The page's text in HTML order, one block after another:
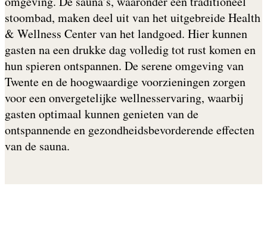
stoombad, maken deel uit van het uitgebreide Health
& Wellness Center van het landgoed. Hier kunnen
gasten na een drukke dag volledig tot rust komen en
hun spieren ontspannen. De serene omgeving van
Twente en de hoogwaardige voorzieningen zorgen
voor een onvergetelijke wellnesservaring, waarbij
gasten optimaal kunnen genieten van de
ontspannende en gezondheidsbevorderende effecten
van de sauna.